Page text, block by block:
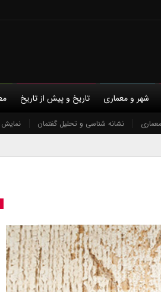
معماری نشانه شناسی و تحلیل گفتمان نمایش
شهر و معماری تاریخ و پیش از تاریخ